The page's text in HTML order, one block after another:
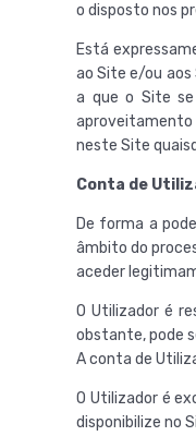
o disposto nos
Está
ao Site e/ou
a que o Site se
aproveitamento
neste Site
Conta de
De forma a
âmbito do
aceder
O Utilizador é
obstante, pode
A conta de
O Utilizador é
disponibilize no